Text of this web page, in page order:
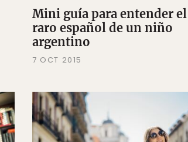
Mini guía para entender el
raro español de un niño
argentino
7 OCT 2015